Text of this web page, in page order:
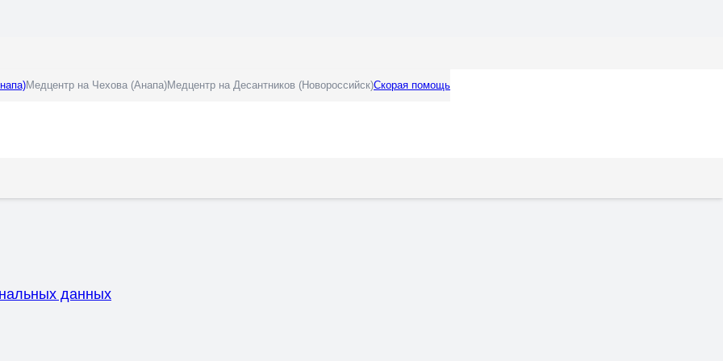
Медцентр на Чехова (Анапа)Медцентр на Десантников (Новороссийск)Скорая помощь
данных